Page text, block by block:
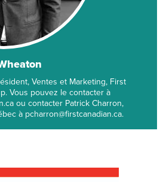
Ventes et Marketing, First
Vous pouvez le contacter à
ou contacter Patrick Charron,
à pcharron@firstcanadian.ca.